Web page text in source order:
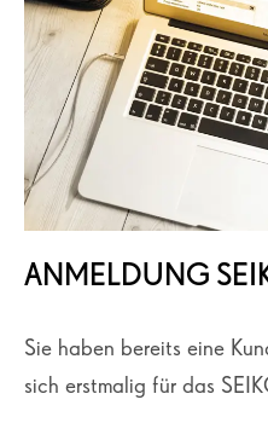
ANMELDUNG
Sie haben bereits eine
sich erstmalig für das